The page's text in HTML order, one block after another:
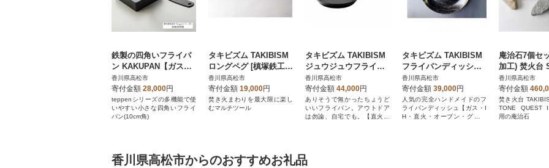
鉄製の四角いフライパ
ン KAKUPAN【ガス・I
H・直火・オーブン・
グリル対応】 [槙塚鉄工
所]
香川県高松市
寄付金額 28,000円
teppenシリーズの多機能で使
いやすい小さな四角いフライ
パン(10cm角)
タキビズム TAKIBISM
ロングペグ [槙塚鉄工
所]
香川県高松市
寄付金額 19,000円
焚き火まわりを最大限に楽し
むマルチツール
タキビズム TAKIBISM
ジュウジュウフライパ
ン 26.5cm
香川県高松市
寄付金額 44,000円
ありそうで無かったちょうど
いいフライパン。アウトドア
は勿論、自宅でも。【直火・
タキビズム TAKIBISM
フライパンディッシュ
大 2枚セット(25cm×2
枚) [槙塚鉄工所]
香川県高松市
寄付金額 39,000円
人気の完全ハンドメイドのフ
ライパンディッシュ【ガス・I
H・直火・オーブン・グリル
庵治石7個セ
加工) 焚火台
UEST 折りた
香川県高松市
寄付金額
焚き火台
TONE QUEST
用の庵治石
香川県高松市からのおすすめお礼品